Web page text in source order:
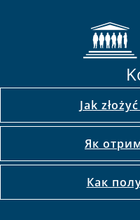
Jak
Як
Как